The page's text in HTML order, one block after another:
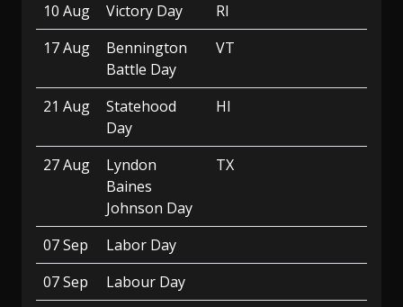
10 Aug
Victory Day
RI
17 Aug
Bennington
Battle Day
VT
21 Aug
Statehood
Day
HI
27 Aug
Lyndon
Baines
Johnson Day
TX
07 Sep
Labor Day
07 Sep
Labour Day